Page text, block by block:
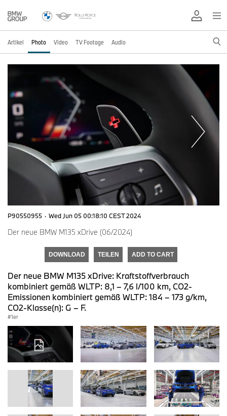
Artikel Photo Video TV Footage Audio
P90550955 · Wed Jun 05 00:18:10 CEST 2024
Der neue BMW M135 xDrive (06/2024)
DOWNLOAD TEILEN ADD TO CART
Der neue BMW M135 xDrive: Kraftstoffverbrauch
kombiniert gemäß WLTP: 8,1 – 7,6 l/100 km, CO2-
Emissionen kombiniert gemäß WLTP: 184 – 173 g/km,
CO2-Klasse(n): G – F.
1er